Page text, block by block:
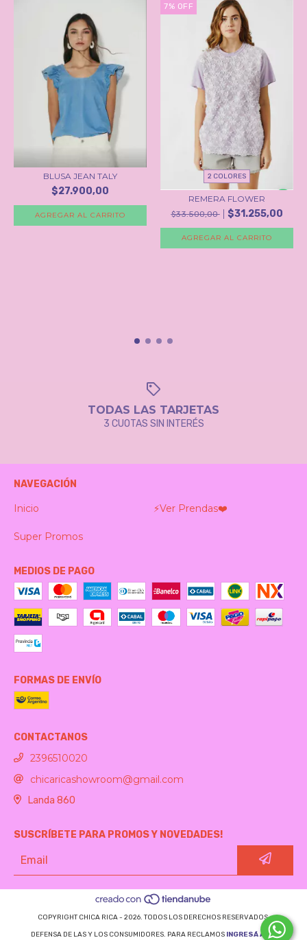
BLUSA JEAN TALY
$27.900,00
AGREGAR AL CARRITO
7% OFF
2 COLORES
REMERA FLOWER
$33.500,00 $31.255,00
AGREGAR AL CARRITO
TODAS LAS TARJETAS
3 CUOTAS SIN INTERÉS
NAVEGACIÓN
Inicio ⚡️Ver Prendas❤️‍
Super Promos
MEDIOS DE PAGO
FORMAS DE ENVÍO
CONTACTANOS
2396510020
chicaricashowroom@gmail.com
Landa 860
SUSCRÍBETE PARA PROMOS Y NOVEDADES!
COPYRIGHT CHICA RICA - 2026. TODOS LOS DERECHOS RESERVADOS.
DEFENSA DE LAS Y LOS CONSUMIDORES. PARA RECLAMOS INGRESÁ ACÁ.